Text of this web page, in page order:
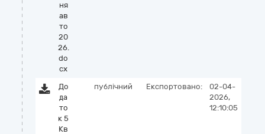
ня
ав
то
20
26.
do
cx
До
да
то
к 5
Кв
публічний Експортовано:
02-04-
2026,
12:10:05